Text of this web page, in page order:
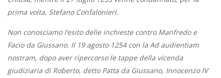
prima volta, Stefano Confalonieri.
Non conosciamo l’esito delle inchieste contro Manfredo e
Facio da Giussano. Il 19 agosto 1254 con la Ad audientiam
nostram, dopo aver ripercorso le tappe della vicenda
giudiziaria di Roberto, detto Patta da Giussano, Innocenzo IV